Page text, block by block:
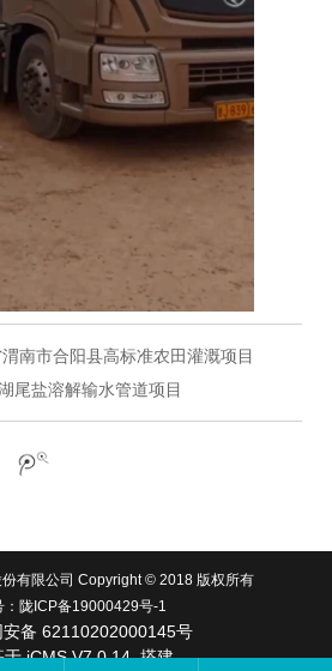
南市合阳县高标准农田灌溉项目
尾盐溶解输水管道项目
有限公司 Copyright © 2018 版权所有
：陇ICP备19000429号-1
安备 62110202000145号
于iCMS V7.0.14.搭建